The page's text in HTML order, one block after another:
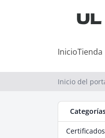
InicioTienda
Inicio del
Certificados